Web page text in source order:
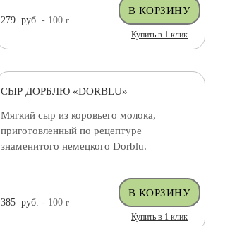
279 руб. - 100г
Купить в 1 клик
СЫР ДОРБЛЮ «DORBLU»
Мягкий сыр из коровьего молока,
приготовленный по рецептуре
знаменитого немецкого Dorblu.
385 руб. - 100г
Купить в 1 клик